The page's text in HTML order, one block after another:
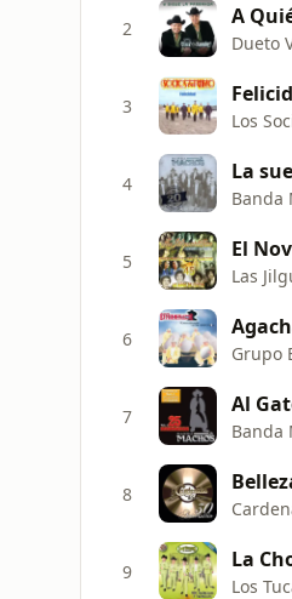
2 A
Dueto
3
Los
4 La
Banda
5 El
Las
6
Grupo
7 Al
Banda
8
9 La
Los